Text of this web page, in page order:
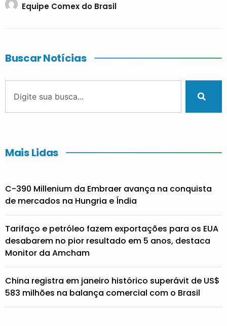
Equipe Comex do Brasil
Buscar Notícias
Mais Lidas
C-390 Millenium da Embraer avança na conquista
de mercados na Hungria e Índia
Tarifaço e petróleo fazem exportações para os EUA
desabarem no pior resultado em 5 anos, destaca
Monitor da Amcham
China registra em janeiro histórico superávit de US$
583 milhões na balança comercial com o Brasil